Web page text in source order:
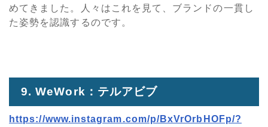
めてきました。人々はこれを見て、ブランドの一貫し
た姿勢を認識するのです。
9. WeWork：テルアビブ
https://www.instagram.com/p/BxVrOrbHOFp/?